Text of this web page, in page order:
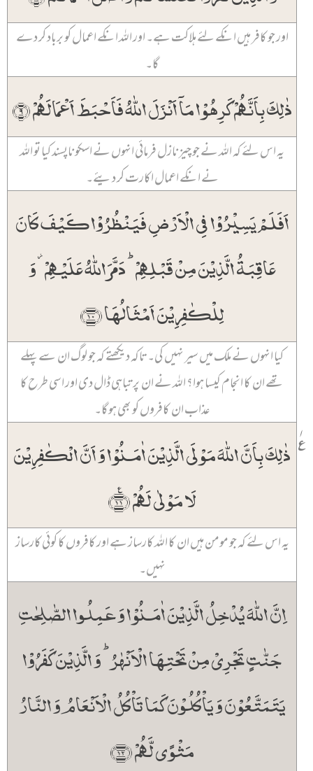
اور جو کافر ہیں انکے لئے ہلاکت ہے۔ اور اللہ انکے اعمال کو برباد کر دے
گا۔
ذٰلِکَ بِاَنَّہُمۡ کَرِہُوۡا مَاۤ اَنۡزَلَ اللّٰہُ فَاَحۡبَطَ اَعۡمَالَہُمۡ ﴿۹﴾
یہ اس لئے کہ اللہ نے جو چیز نازل فرمائی انہوں نے اسکو ناپسند کیا تو اللہ
نے انکے اعمال اکارت کر دیئے۔
اَفَلَمۡ یَسِیۡرُوۡا فِی الۡاَرۡضِ فَیَنۡظُرُوۡا کَیۡفَ کَانَ
عَاقِبَۃُ الَّذِیۡنَ مِنۡ قَبۡلِہِمۡ ؕ دَمَّرَ اللّٰہُ عَلَیۡہِمۡ ۫ وَ
لِلۡکٰفِرِیۡنَ اَمۡثَالُہَا ﴿۱۰﴾
کیا انہوں نے ملک میں سیر نہیں کی۔ تاکہ دیکھتے کہ جو لوگ ان سے پہلے
تھے ان کا انجام کیسا ہوا؟ اللہ نے ان پر تباہی ڈال دی اور اسی طرح کا
عذاب ان کافروں کو بھی ہو گا۔
ذٰلِکَ بِاَنَّ اللّٰہَ مَوۡلَی الَّذِیۡنَ اٰمَنُوۡا وَ اَنَّ الۡکٰفِرِیۡنَ
لَا مَوۡلٰی لَہُمۡ ﴿٪۱۱﴾
۱
یہ اس لئے کہ جو مومن ہیں ان کا اللہ کارساز ہے اور کافروں کا کوئی کارساز
نہیں۔
اِنَّ اللّٰہَ یُدۡخِلُ الَّذِیۡنَ اٰمَنُوۡا وَ عَمِلُوا الصّٰلِحٰتِ
جَنّٰتٍ تَجۡرِیۡ مِنۡ تَحۡتِہَا الۡاَنۡہٰرُ ؕ وَ الَّذِیۡنَ کَفَرُوۡا
یَتَمَتَّعُوۡنَ وَ یَاۡکُلُوۡنَ کَمَا تَاۡکُلُ الۡاَنۡعَامُ وَ النَّارُ
مَثۡوًی لَّہُمۡ ﴿۱۲﴾